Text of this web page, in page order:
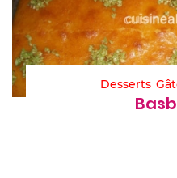
Desserts